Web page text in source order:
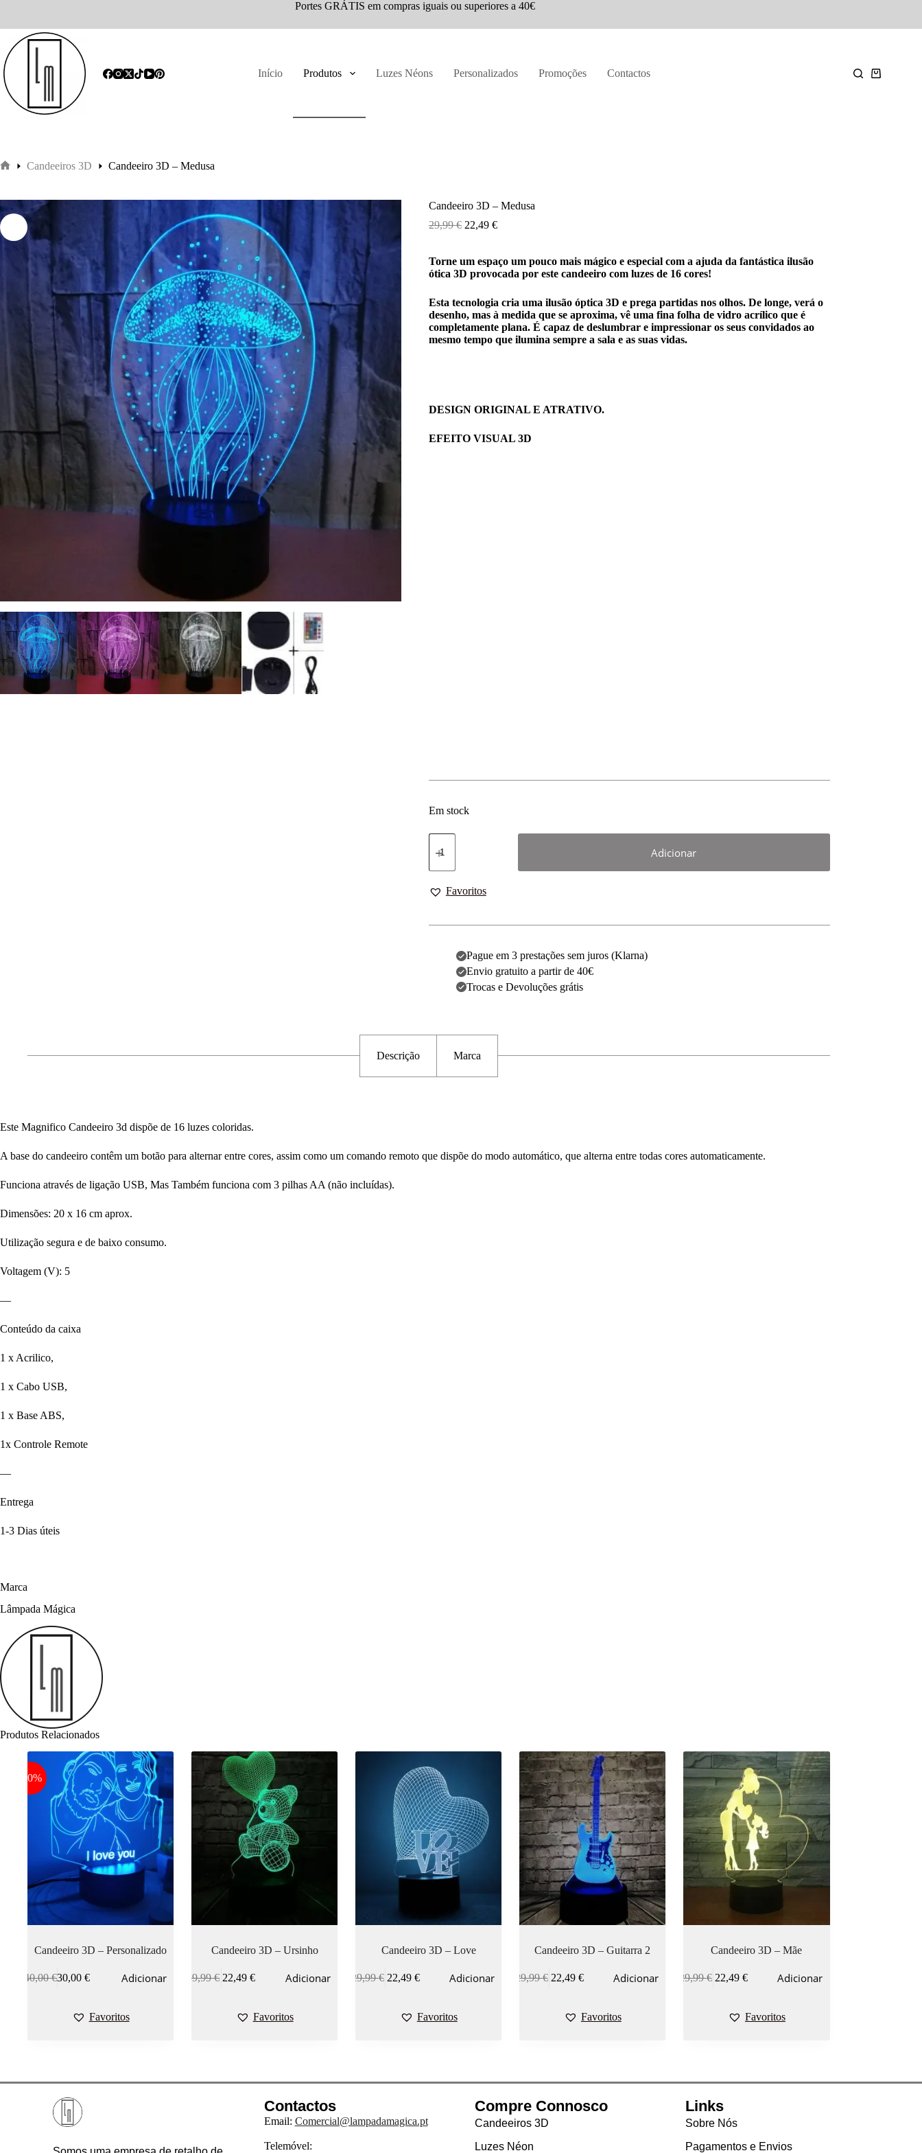
Portes GRÁTIS em compras iguais ou superiores a 40€
Início Produtos Luzes Néons Personalizados Promoções Contactos
Candeeiros 3D Candeeiro 3D – Medusa
Candeeiro 3D – Medusa
29,99€ 22,49 €
Torne um espaço um pouco mais mágico e especial com a ajuda da fantástica ilusão
ótica 3D provocada por este candeeiro com luzes de 16 cores!
Esta tecnologia cria uma ilusão óptica 3D e prega partidas nos olhos. De longe, verá o
desenho, mas à medida que se aproxima, vê uma fina folha de vidro acrílico que é
completamente plana. É capaz de deslumbrar e impressionar os seus convidados ao
mesmo tempo que ilumina sempre a sala e as suas vidas.
DESIGN ORIGINAL E ATRATIVO.
EFEITO VISUAL 3D
Em stock
Adicionar
Favoritos
Pague em 3 prestações sem juros (Klarna)
Envio gratuito a partir de 40€
Trocas e Devoluções grátis
Descrição Marca
Este Magnifico Candeeiro 3d dispõe de 16 luzes coloridas.
A base do candeeiro contêm um botão para alternar entre cores, assim como um comando remoto que dispõe do modo automático, que alterna entre todas cores automaticamente.
Funciona através de ligação USB, Mas Também funciona com 3 pilhas AA (não incluídas).
Dimensões: 20 x 16 cm aprox.
Utilização segura e de baixo consumo.
Voltagem (V): 5
—
Conteúdo da caixa
1 x Acrilico,
1 x Cabo USB,
1 x Base ABS,
1x Controle Remote
—
Entrega
1-3 Dias úteis
Marca
Lâmpada Mágica
Produtos Relacionados
-20%
Candeeiro 3D – Personalizado
40,00€30,00€ Adicionar
Favoritos
Candeeiro 3D – Ursinho
29,99€ 22,49€ Adicionar
Favoritos
Candeeiro 3D – Love
29,99€ 22,49 € Adicionar
Favoritos
Candeeiro 3D – Guitarra 2
29,99€ 22,49 € Adicionar
Favoritos
Candeeiro 3D – Mãe
29,99€ 22,49 € Adicionar
Favoritos
Contactos
Email: Comercial@lampadamagica.pt
Telemóvel:
Compre Connosco
Candeeiros 3D
Luzes Néon
Links
Sobre Nós
Pagamentos e Envios